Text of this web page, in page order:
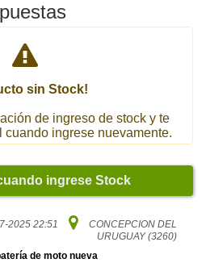
sin Stock!
de ingreso de stock y te
cuando ingrese nuevamente.
ingrese Stock
2025 22:51
CONCEPCION DEL
URUGUAY (3260)
de moto nueva